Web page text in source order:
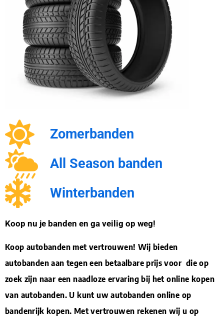
Zomerbanden
All Season banden
Winterbanden
Koop nu je banden en ga veilig op weg!
Koop autobanden met vertrouwen! Wij bieden
autobanden aan tegen een betaalbare prijs voor die op
zoek zijn naar een naadloze ervaring bij het online kopen
van autobanden. U kunt uw autobanden online op
bandenrijk kopen. Met vertrouwen rekenen wij u op